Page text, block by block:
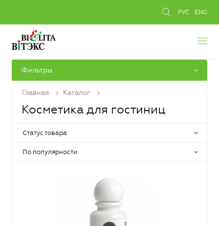
РУС ENG
Фильтры
Главная Каталог
Косметика для гостиниц
Статус товара
По популярности